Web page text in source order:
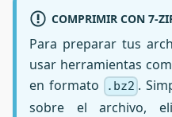
COMPRIMIR CON 7-
Para preparar tus
usar herramientas
en formato .bz2 .
sobre el archivo,